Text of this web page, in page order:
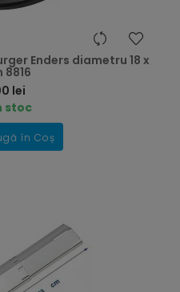
Enders diametru 18 x
8816
lei
stoc
în Coș